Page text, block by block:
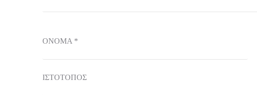
ΌΝΟΜΑ *
ΙΣΤΌΤΟΠΟΣ